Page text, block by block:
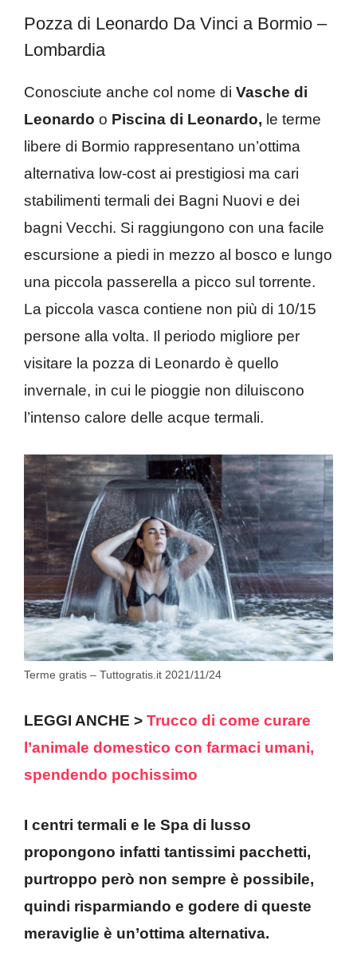
Pozza di Leonardo Da Vinci a Bormio –
Lombardia
Conosciute anche col nome di Vasche di
Leonardo o Piscina di Leonardo, le terme
libere di Bormio rappresentano un’ottima
alternativa low-cost ai prestigiosi ma cari
stabilimenti termali dei Bagni Nuovi e dei
bagni Vecchi. Si raggiungono con una facile
escursione a piedi in mezzo al bosco e lungo
una piccola passerella a picco sul torrente.
La piccola vasca contiene non più di 10/15
persone alla volta. Il periodo migliore per
visitare la pozza di Leonardo è quello
invernale, in cui le pioggie non diluiscono
l’intenso calore delle acque termali.
Terme gratis – Tuttogratis.it 2021/11/24
LEGGI ANCHE > Trucco di come curare
l’animale domestico con farmaci umani,
spendendo pochissimo
I centri termali e le Spa di lusso
propongono infatti tantissimi pacchetti,
purtroppo però non sempre è possibile,
quindi risparmiando e godere di queste
meraviglie è un’ottima alternativa.